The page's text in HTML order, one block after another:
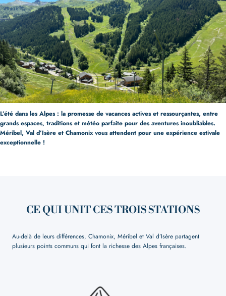
L’été dans les Alpes : la promesse de vacances actives et ressourçantes, entre
grands espaces, traditions et météo parfaite pour des aventures inoubliables.
Méribel, Val d’Isère et Chamonix vous attendent pour une expérience estivale
exceptionnelle !
CE QUI UNIT CES TROIS STATIONS
Au-delà de leurs différences, Chamonix, Méribel et Val d’Isère partagent
plusieurs points communs qui font la richesse des Alpes françaises.